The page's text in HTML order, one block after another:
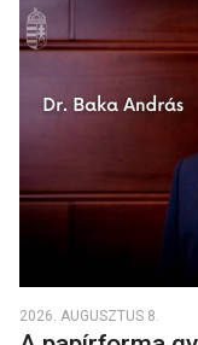
2026. AUGUSZTUS 8.